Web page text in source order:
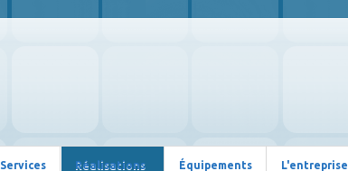
Services Réalisations Équipements L'entreprise